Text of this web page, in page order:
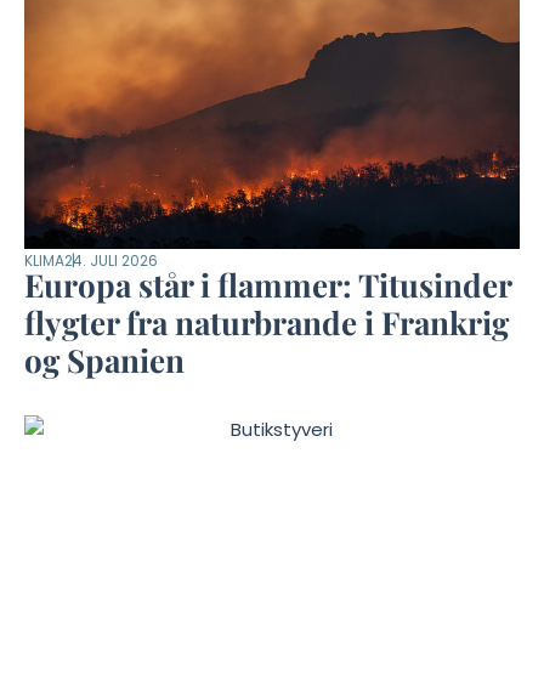
KLIMA24. JULI 2026
Europa står i flammer: Titusinder
flygter fra naturbrande i Frankrig
og Spanien